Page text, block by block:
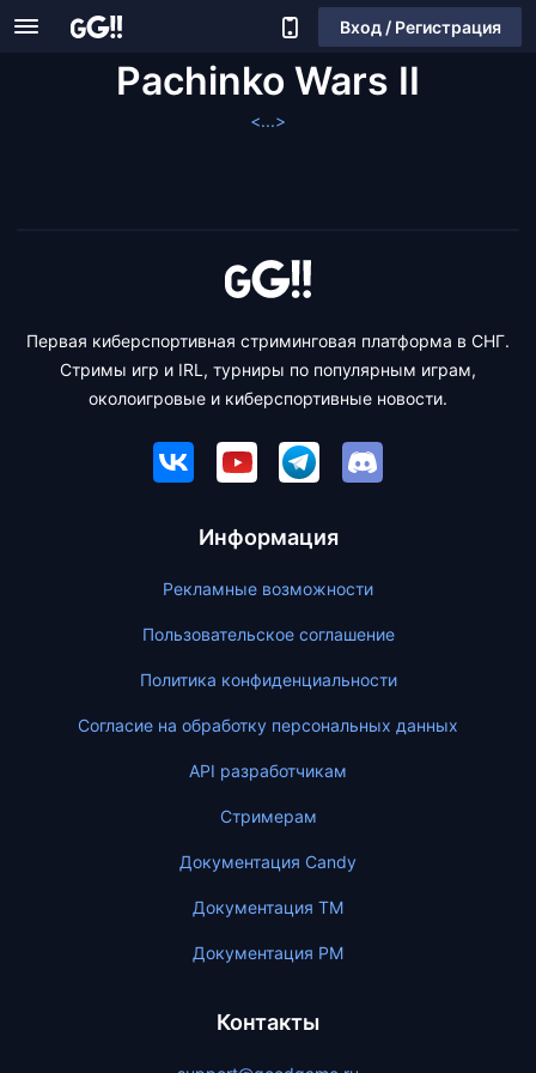
Вход / Регистрация
Pachinko Wars II
<...>
Первая киберспортивная стриминговая платформа в СНГ.
Стримы игр и IRL, турниры по популярным играм,
околоигровые и киберспортивные новости.
Информация
Рекламные возможности
Пользовательское соглашение
Политика конфиденциальности
Согласие на обработку персональных данных
API разработчикам
Стримерам
Документация Candy
Документация ТМ
Документация PM
Контакты